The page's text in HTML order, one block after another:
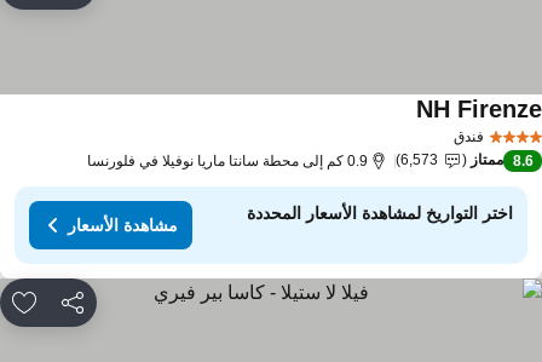
فندق
NH
8.6 ممتاز 6,573 0.9 كم إلى محطة سانتا ماريا نوفيلا في فلورنسا
اختر التواريخ لمشاهدة الأسعار المحددة
مشاهدة الأسعار
مشاركة